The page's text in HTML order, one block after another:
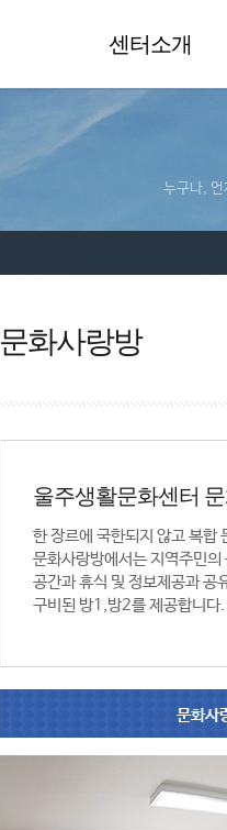
센터소개
누구나, 언
문화사랑방
울주생활문화센터
한 장르에 국한되지 않고 복합
문화사랑방에서는 지역주민
공간과 휴식 및 정보제공과 공
구비된 방1,방2를 제공합니다.
문화사